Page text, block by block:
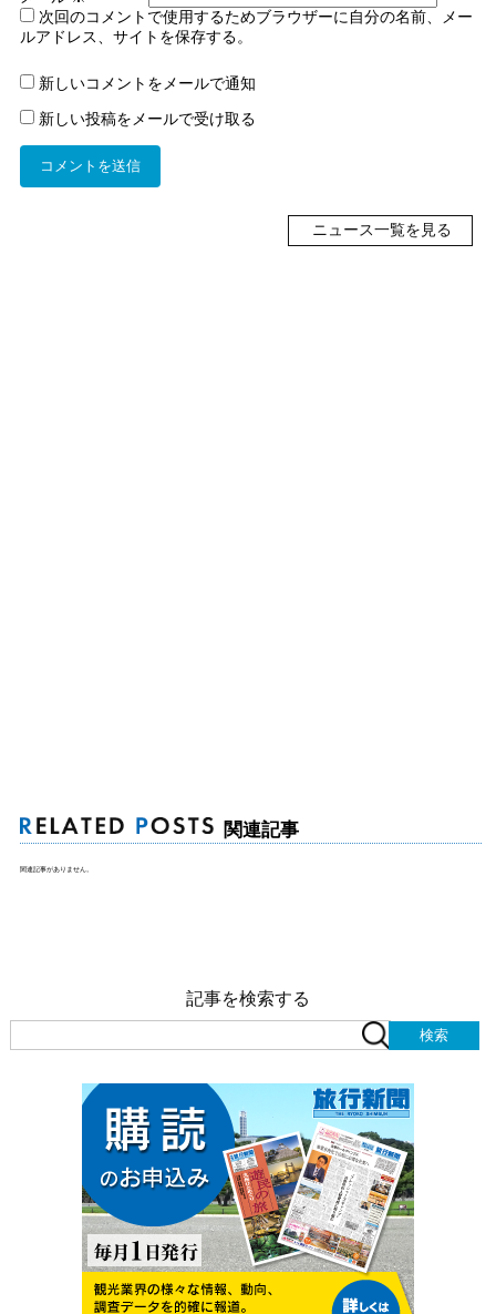
次回のコメントで使用するためブラウザーに自分の名前、メー
ルアドレス、サイトを保存する。
新しいコメントをメールで通知
新しい投稿をメールで受け取る
ニュース一覧を見る
関連記事
関連記事がありません。
記事を検索する